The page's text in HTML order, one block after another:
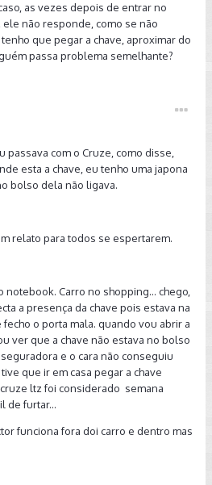
as vezes depois de entrar no
ele não responde, como se não
que pegar a chave, aproximar do
passa problema semelhante?
passava com o Cruze, como disse,
esta a chave, eu tenho uma japona
bolso dela não ligava.
relato para todos se espertarem.
notebook. Carro no shopping... chego,
a presença da chave pois estava na
fecho o porta mala. quando vou abrir a
ver que a chave não estava no bolso
seguradora e o cara não conseguiu
que ir em casa pegar a chave
ltz foi considerado semana
de furtar...
funciona fora doi carro e dentro mas